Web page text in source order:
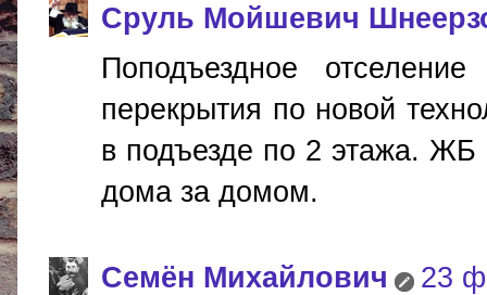
Сруль Мойшевич
Поподъездное
перекрытия по новой
в подъезде по 2 этажа. ЖБ
дома за домом.
Cемён Михайлович
23